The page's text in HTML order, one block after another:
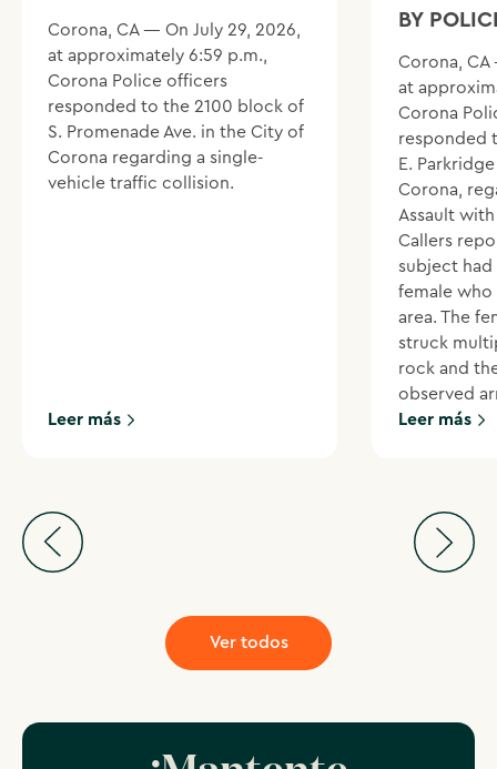
Corona, CA — On July 29, 2026,
at approximately 6:59 p.m.,
Corona Police officers
responded to the 2100 block of
S. Promenade Ave. in the City of
Corona regarding a single-
vehicle traffic collision.
Leer más
BY
Corona, CA
at
Corona
responded
E.
Corona,
Assault
Callers
subject had
female who
area. The
struck
rock and
observed
Leer más
Ver todos